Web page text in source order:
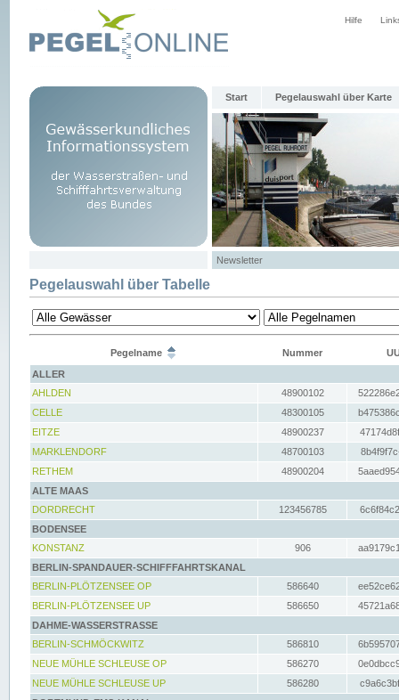
Hilfe
Start Pegelauswahl über Karte
Newsletter
Pegelauswahl über Tabelle
Pegelname Nummer
ALLER
AHLDEN
48900102
CELLE
48300105
EITZE
48900237
MARKLENDORF
48700103
RETHEM
48900204
ALTE MAAS
DORDRECHT
123456785
BODENSEE
KONSTANZ
906
BERLIN-SPANDAUER-SCHIFFFAHRTSKANAL
BERLIN-PLÖTZENSEE OP
586640
BERLIN-PLÖTZENSEE UP
586650
DAHME-WASSERSTRASSE
BERLIN-SCHMÖCKWITZ
586810
NEUE MÜHLE SCHLEUSE OP
586270
NEUE MÜHLE SCHLEUSE UP
586280